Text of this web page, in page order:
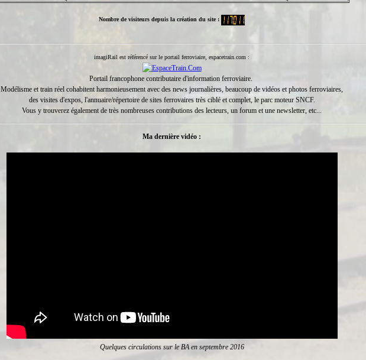
Nombre de visiteurs depuis la création du site :
imagiRail est référencé sur le portail ferroviaire, espacetrain.com :
Portail francophone contributaire d'information ferroviaire.
Modélisme et train réel cohabitent harmonieusement avec des news journalières, beaucoup de vidéos et photos ferroviaires,
des visites d'expos, l'annuaire/répertoire de sites ferrovaires très ciblé et complet, le parc moteur SNCF.
Vous y trouverez également de très nombreuses contributions des lecteurs, un forum et une newsletter, etc...
Ma dernière vidéo :
Quelques circulations sur le BA en septembre 2016